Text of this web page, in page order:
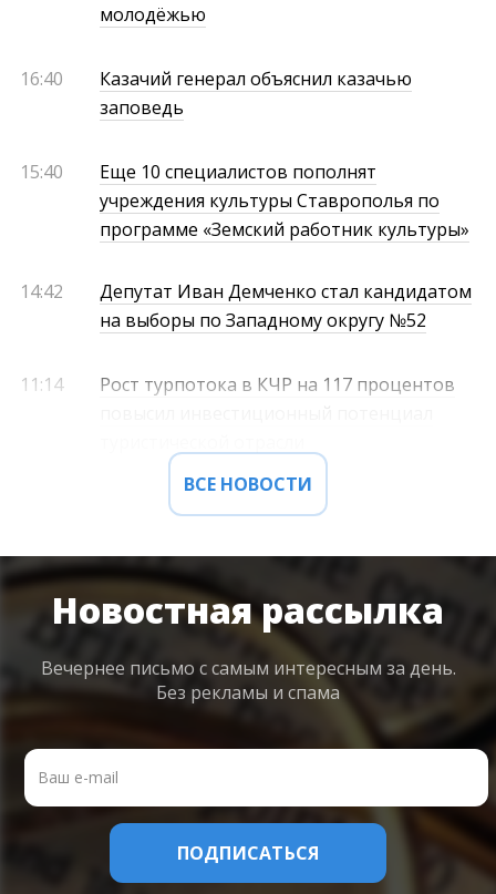
молодёжью
16:40
Казачий генерал объяснил казачью
заповедь
15:40
Еще 10 специалистов пополнят
учреждения культуры Ставрополья по
программе «Земский работник культуры»
14:42
Депутат Иван Демченко стал кандидатом
на выборы по Западному округу №52
11:14
Рост турпотока в КЧР на 117 процентов
ВСЕ НОВОСТИ
Новостная рассылка
Вечернее письмо с самым интересным за день.
Без рекламы и спама